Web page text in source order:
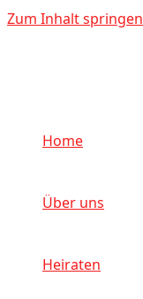
Zum Inhalt springen
Home
Über uns
Heiraten